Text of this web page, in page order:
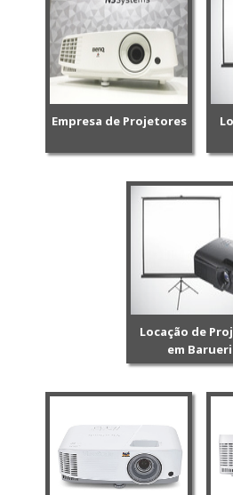
Empresa de Projetores
Locação de
em Barueri